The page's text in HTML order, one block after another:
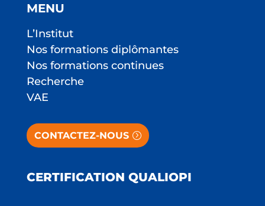
MENU
L’Institut
Nos formations diplômantes
Nos formations continues
Recherche
VAE
CONTACTEZ-NOUS
CERTIFICATION QUALIOPI